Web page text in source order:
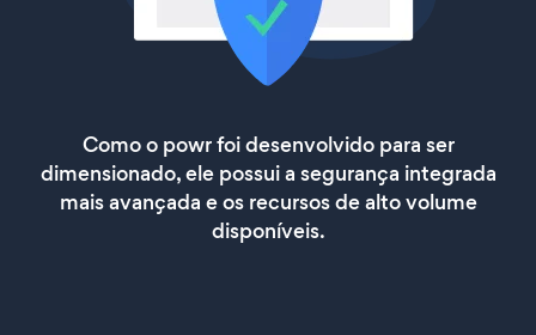
Como o powr foi desenvolvido para ser
dimensionado, ele possui a segurança integrada
mais avançada e os recursos de alto volume
disponíveis.